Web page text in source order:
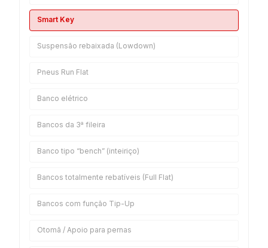
Smart Key
Suspensão rebaixada (Lowdown)
Pneus Run Flat
Banco elétrico
Bancos da 3ª fileira
Banco tipo “bench” (inteiriço)
Bancos totalmente rebatíveis (Full Flat)
Bancos com função Tip-Up
Otomã / Apoio para pernas